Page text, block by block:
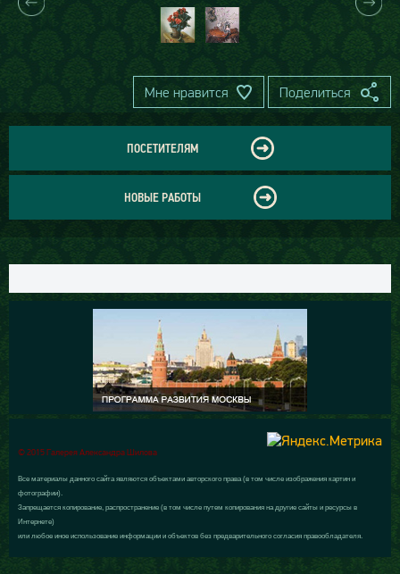
Мне нравится Поделиться
ПОСЕТИТЕЛЯМ
НОВЫЕ РАБОТЫ
© 2015 Галерея Александра Шилова
Все материалы данного сайта являются объектами авторского права (в том числе изображения картин и
фотографии).
Запрещается копирование, распространение (в том числе путем копирования на другие сайты и ресурсы в
Интернете)
или любое иное использование информации и объектов без предварительного согласия правообладателя.